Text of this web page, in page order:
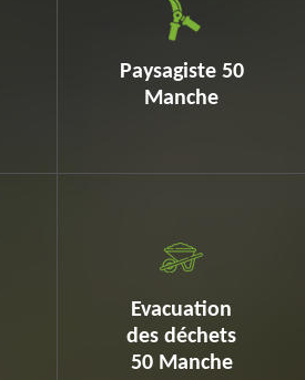
Paysagiste 50
Manche
Evacuation
des déchets
50 Manche